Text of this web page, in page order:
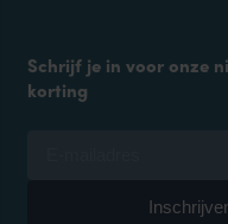
Schrijf je in voor onze
korting